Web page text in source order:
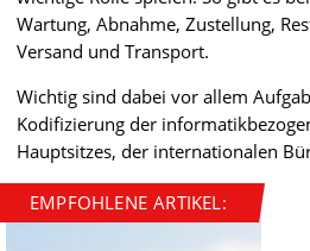
Wartung, Abnahme, Zustellung,
Versand und Transport.
Wichtig sind dabei vor allem
Kodifizierung der
Hauptsitzes, der internationalen
EMPFOHLENE ARTIKEL: